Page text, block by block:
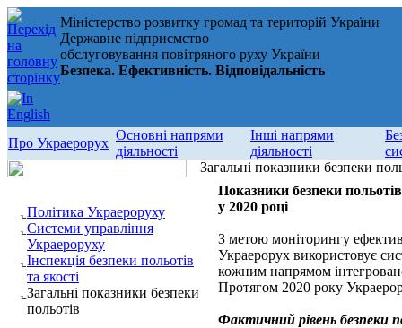
Міністерство розвитку громад та територій України
Державне підприємство
обслуговування повітряного руху України
Безпека. Ефективність. Відповідальність
Про Украерорух
Основні напрями
діяльності
Інші напрями
діяльності
Політика Украероруху
Системи управління
Украероруху
Інспекція безпеки польотів
та якості
Загальні показники безпеки
польотів
Загальні показники безпеки
Показники безпеки
у 2020 році
З метою моніторингу
Украерорух використовує
кожним напрямом
Протягом 2020 року
Фактичний рівень безпеки